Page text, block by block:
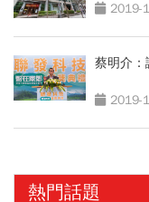
2019-
蔡明介：
2019-
熱門話題